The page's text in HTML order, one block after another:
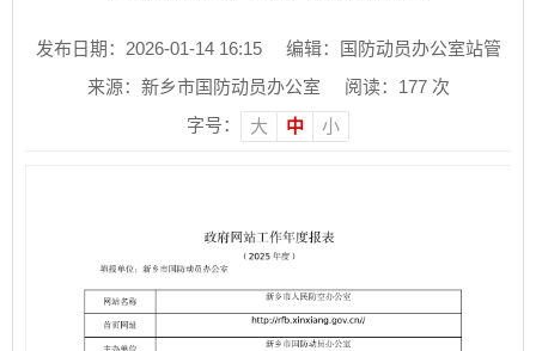
发布日期：2026-01-14 16:15
编辑：国防动员办公室站管
来源：新乡市国防动员办公室
阅读： 177次
字号：
大 中 小